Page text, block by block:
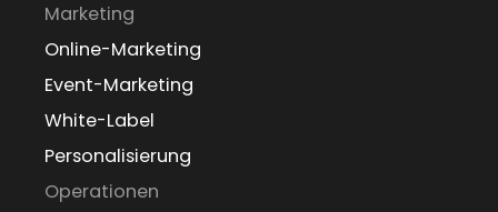
Marketing
Online-Marketing
Event-Marketing
White-Label
Personalisierung
Operationen